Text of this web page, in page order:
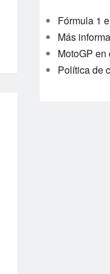
Fórmula 1
Más
MotoGP en
Política de